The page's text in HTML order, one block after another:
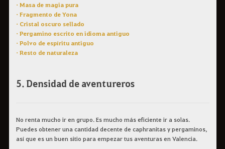
• Masa de magia pura
• Fragmento de Yona
• Cristal oscuro sellado
• Pergamino escrito en idioma antiguo
• Polvo de espíritu antiguo
• Resto de naturaleza
5. Densidad de aventureros
No renta mucho ir en grupo. Es mucho más eficiente ir a solas.
Puedes obtener una cantidad decente de caphranitas y pergaminos,
así que es un buen sitio para empezar tus aventuras en Valencia.